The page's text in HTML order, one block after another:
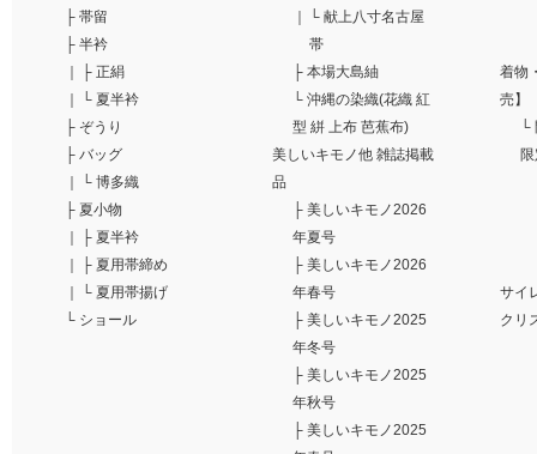
├ 帯留
├ 半衿
｜
├ 正絹
｜
└ 夏半衿
├ ぞうり
├ バッグ
｜
└ 博多織
├ 夏小物
｜
├ 夏半衿
｜
├ 夏用帯締め
｜
└ 夏用帯揚げ
└ ショール
｜
└ 献上八寸名古屋
帯
├ 本場大島紬
└ 沖縄の染織(花織 紅
型 絣 上布 芭蕉布)
美しいキモノ他 雑誌掲載
品
├ 美しいキモノ2026
年夏号
├ 美しいキモノ2026
年春号
├ 美しいキモノ2025
年冬号
├ 美しいキモノ2025
年秋号
├ 美しいキモノ2025
着物
売】
└
サイ
クリ